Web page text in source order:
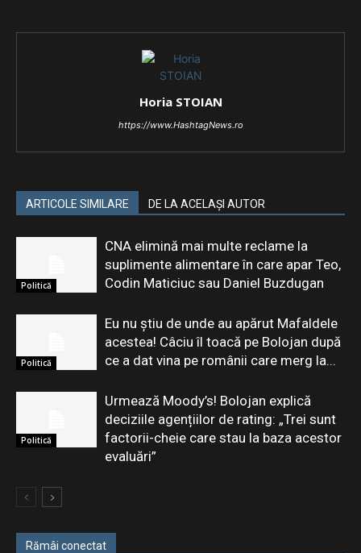
Horia STOIAN
https://www.HashtagNews.ro
ARTICOLE SIMILARE DE LA ACELAȘI AUTOR
Politică
CNA elimină mai multe reclame la
suplimente alimentare în care apar Teo,
Codin Maticiuc sau Daniel Buzdugan
Politică
Eu nu știu de unde au apărut Mafaldele
acestea! Câciu îl toacă pe Bolojan după
ce a dat vina pe românii care merg la...
Politică
Urmează Moody’s! Bolojan explică
deciziile agențiilor de rating: „Trei sunt
factorii-cheie care stau la baza acestor
evaluări”
Rămâi conectat